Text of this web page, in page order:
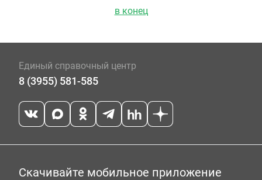
в конец
Единый справочный центр
8 (3955) 581-585
Скачивайте мобильное приложение